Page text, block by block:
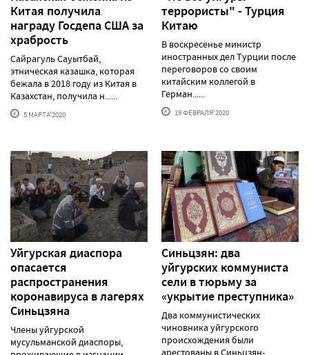
Китая получила
награду Госдепа США за
храбрость
Сайрагуль Сауытбай,
этническая казашка, которая
бежала в 2018 году из Китая в
Казахстан, получила н......
5 МАРТА'2020
террористы" - Турция
Китаю
В воскресенье министр
иностранных дел Турции после
переговоров со своим
китайским коллегой в
Герман......
19 ФЕВРАЛЯ'2020
Уйгурская диаспора
опасается
распространения
коронавируса в лагерях
Синьцзяна
Члены уйгурской
мусульманской диаспоры,
Синьцзян: два
уйгурских коммуниста
сели в тюрьму за
«укрытие преступника»
Два коммунистических
чиновника уйгурского
происхождения были
арестованы в Синьцзян-